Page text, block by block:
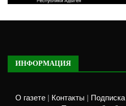
ИНФОРМАЦИЯ
О газете Контакты Подписка